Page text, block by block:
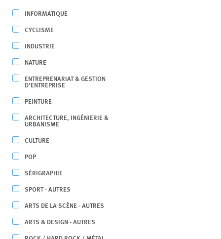
INFORMATIQUE
CYCLISME
INDUSTRIE
NATURE
ENTREPRENARIAT & GESTION
D’ENTREPRISE
PEINTURE
ARCHITECTURE, INGÉNIERIE &
URBANISME
CULTURE
POP
SÉRIGRAPHIE
SPORT - AUTRES
ARTS DE LA SCÈNE - AUTRES
ARTS & DESIGN - AUTRES